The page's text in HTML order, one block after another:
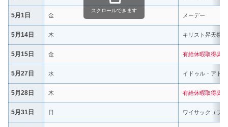
5月1日 金 メーデー
5月14日 木 キリスト昇天祭
5月15日 金 有給休暇取得奨
5月27日 水 イドゥル・アド
5月28日 木 有給休暇取得奨
5月31日 日 ワイサック（ブ
スクロールできます